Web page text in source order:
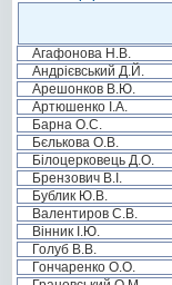
Агафонова Н.В.
Андрієвський Д.Й.
Арешонков В.Ю.
Артюшенко І.А.
Барна О.С.
Бєлькова О.В.
Білоцерковець Д.О.
Брензович В.І.
Бублик Ю.В.
Валентиров С.В.
Вінник І.Ю.
Голуб В.В.
Гончаренко О.О.